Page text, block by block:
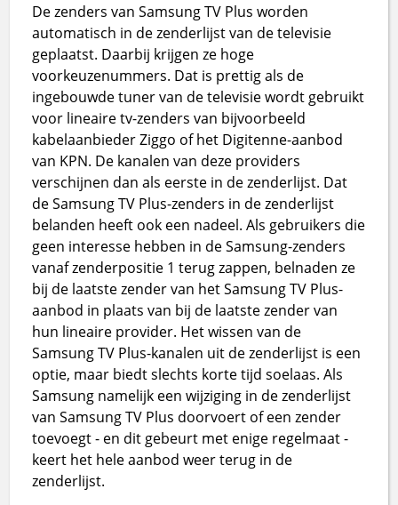
De zenders van Samsung TV Plus worden
automatisch in de zenderlijst van de televisie
geplaatst. Daarbij krijgen ze hoge
voorkeuzenummers. Dat is prettig als de
ingebouwde tuner van de televisie wordt gebruikt
voor lineaire tv-zenders van bijvoorbeeld
kabelaanbieder Ziggo of het Digitenne-aanbod
van KPN. De kanalen van deze providers
verschijnen dan als eerste in de zenderlijst. Dat
de Samsung TV Plus-zenders in de zenderlijst
belanden heeft ook een nadeel. Als gebruikers die
geen interesse hebben in de Samsung-zenders
vanaf zenderpositie 1 terug zappen, belnaden ze
bij de laatste zender van het Samsung TV Plus-
aanbod in plaats van bij de laatste zender van
hun lineaire provider. Het wissen van de
Samsung TV Plus-kanalen uit de zenderlijst is een
optie, maar biedt slechts korte tijd soelaas. Als
Samsung namelijk een wijziging in de zenderlijst
van Samsung TV Plus doorvoert of een zender
toevoegt - en dit gebeurt met enige regelmaat -
keert het hele aanbod weer terug in de
zenderlijst.